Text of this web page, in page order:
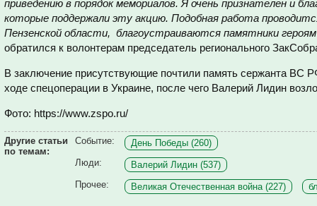
приведению в порядок мемориалов. Я очень признателен и
которые поддержали эту акцию. Подобная работа
Пензенской области, благоустраиваются памятники
обратился к волонтерам председатель регионального
В заключение присутствующие почтили память сержанта ВС
ходе спецоперации в Украине, после чего Валерий Лидин
Фото: https://www.zspo.ru/
Другие статьи
по темам:
Событие:
День Победы (260)
Люди:
Валерий Лидин (537)
Прочее:
Великая Отечественная война (227)